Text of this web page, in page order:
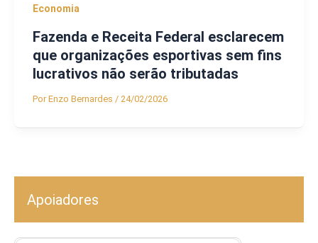
Economia
Fazenda e Receita Federal esclarecem
que organizações esportivas sem fins
lucrativos não serão tributadas
PorEnzo Bernardes / 24/02/2026
Apoiadores